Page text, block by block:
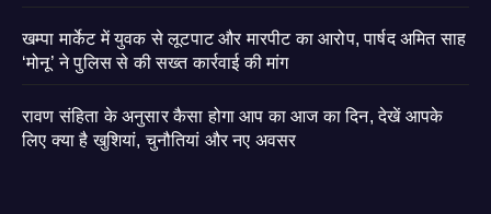
खम्पा मार्केट में युवक से लूटपाट और मारपीट का आरोप, पार्षद अमित साह
‘मोनू’ ने पुलिस से की सख्त कार्रवाई की मांग
रावण संहिता के अनुसार कैसा होगा आप का आज का दिन, देखें आपके
लिए क्या है खुशियां, चुनौतियां और नए अवसर